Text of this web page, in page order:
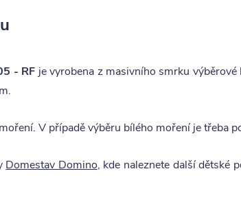
- RF je vyrobena z masivního smrku
V případě výběru bílého moření je třeba
Domestav Domino, kde naleznete další dětské